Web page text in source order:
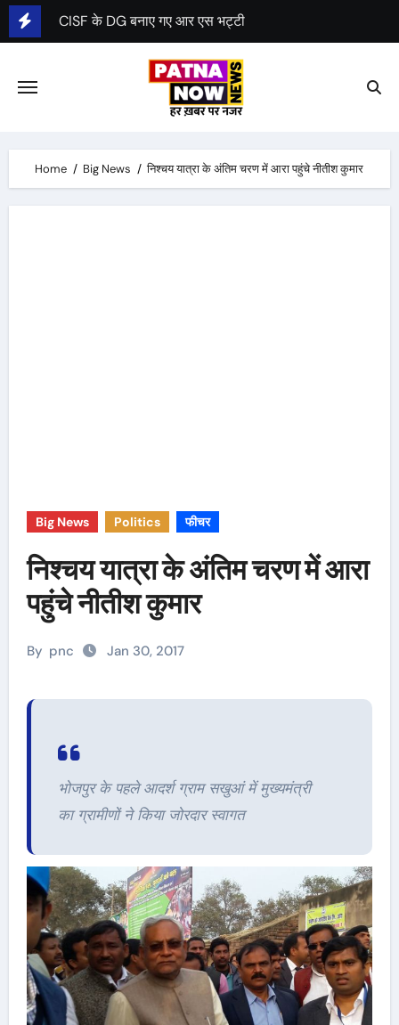
Skip
to
CISF के DG बनाए गए आर एस भट्टी
Home Big News निश्चय यात्रा के अंतिम चरण में आरा पहुंचे नीतीश कुमार
Big News Politics फीचर
निश्चय यात्रा के अंतिम चरण में आरा
पहुंचे नीतीश कुमार
By pnc Jan 30, 2017
भोजपुर के पहले आदर्श ग्राम सखुआं में मुख्यमंत्री
का ग्रामीणों ने किया जोरदार स्वागत